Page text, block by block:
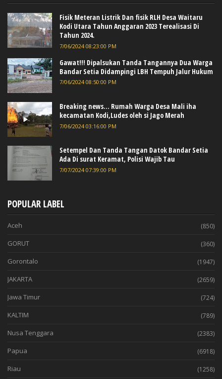
Fisik Meteran Listrik Dan fisik RLH Desa Waitaru
Kodi Utara Tahun Anggaran 2023 Terealisasi Di
Tahun 2024.
7/06/2024 08:23:00 PM
Gawat!!! Dipalsukan Tanda Tangannya Dua Warga
Bandar Setia Didampingi LBH Tempuh Jalur Hukum
7/06/2024 08:50:00 PM
Breaking news... Rumah Warga Desa Mali iha
kecamatan Kodi,Ludes oleh si Jago Merah
7/06/2024 03:16:00 PM
Setempel Dan Tanda Tangan Datok Bandar Setia
Ada Di surat Keramat, Polisi Wajib Tau
7/07/2024 07:39:00 PM
POPULAR LABEL
Aceh (850)
GORUT (360)
Gorontalo (1947)
JAKARTA (2659)
Jawa Timur (724)
KALTIM (789)
Nusa Tenggara (2383)
Papua (6918)
Riau (1258)